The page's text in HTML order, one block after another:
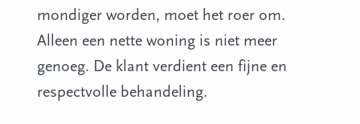
mondiger worden, moet het roer om.
Alleen een nette woning is niet meer
genoeg. De klant verdient een fijne en
respectvolle behandeling.